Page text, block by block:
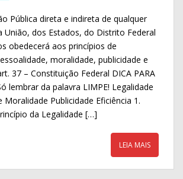
h
ar
e
Pública direta e indireta de qualquer
União, dos Estados, do Distrito Federal
obedecerá aos princípios de
moralidade, publicidade e
37 – Constituição Federal DICA PARA
lembrar da palavra LIMPE! Legalidade
Moralidade Publicidade Eficiência 1.
da Legalidade […]
LEIA MAIS